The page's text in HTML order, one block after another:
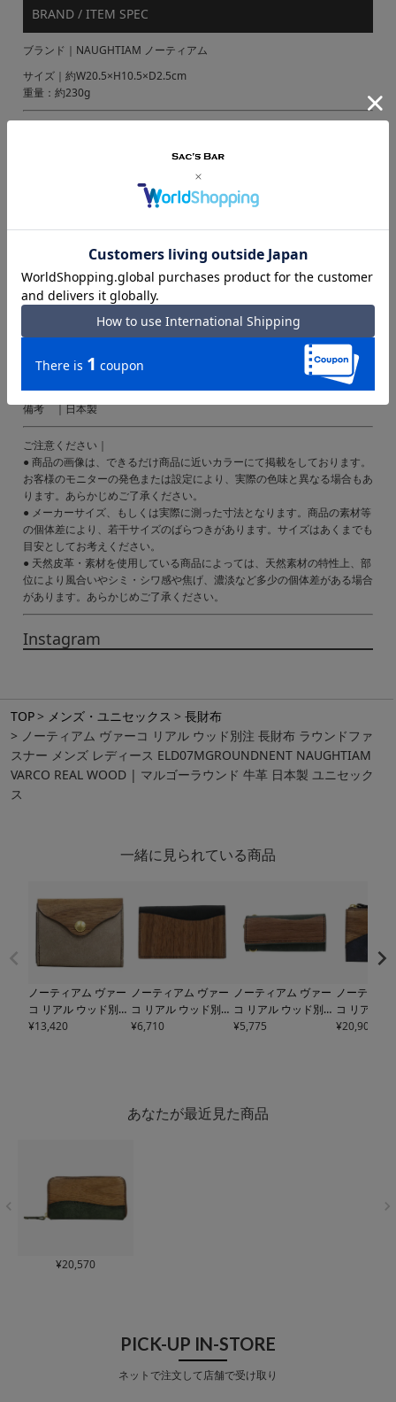
TOP メンズ・ユニセックス
長財布
ノーティアム ヴァーコ リアル ウッド別注 長財布 ラウンドファ
スナー メンズ レディース ELD07MGROUNDNENT NAUGHTIAM
VARCO REAL WOOD | マルゴーラウンド 牛革 日本製 ユニセック
ス
BRAND / ITEM SPEC
ブランド｜NAUGHTIAM ノーティアム
サイズ｜約W20.5×H10.5×D2.5cm
重量：約230g
ウォルナット
仕様 ｜ラウンドファスナー式開閉
内側：札入れ×2
ファスナー式小銭入れ(フリーポケット×1)×1
フリーポケット×3
カードポケット×14
付属 ｜専用BOX
備考 ｜日本製
ご注意ください｜
● 商品の画像は、できるだけ商品に近いカラーにて掲載をしております。
お客様のモニターの発色または設定により、実際の色味と異なる場合もあ
ります。あらかじめご了承ください。
● メーカーサイズ、もしくは実際に測った寸法となります。商品の素材等
の個体差により、若干サイズのばらつきがあります。サイズはあくまでも
目安としてお考えください。
● 天然皮革・素材を使用している商品によっては、天然素材の特性上、部
位により風合いやシミ・シワ感や焦げ、濃淡など多少の個体差がある場合
があります。あらかじめご了承ください。
Instagram
一緒に見られている商品
ノーティアム ヴァー
コ リアル ウッド別注
パルムウォレット メ
¥13,420
ノーティアム ヴァー
コ リアル ウッド別注
カードケース メンズ
日本製 ユニセックス
¥6,710
ノーティアム ヴァー
コ リアル ウッド別注
キーカバー メンズ レ
ス 牛革 日本製 ユニ
¥5,775
ノーティア
コ リアル
二つ折り財
¥20,900
あなたが最近見た商品
¥20,570
PICK-UP IN-STORE
ネットで注文して店舗で受け取り